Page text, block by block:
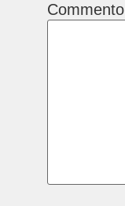
Commento